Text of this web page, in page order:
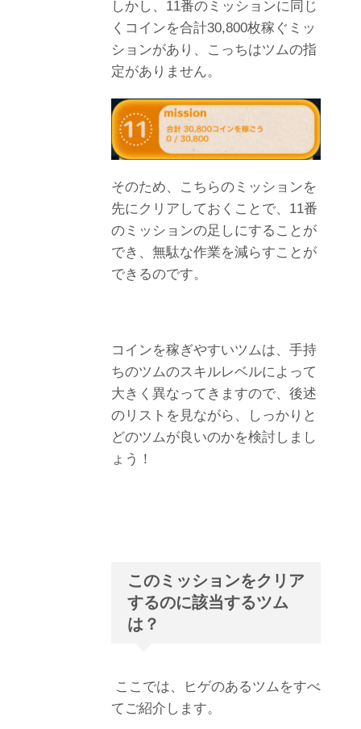
しかし、11番のミッションに同じ
くコインを合計30,800枚稼ぐミッ
ションがあり、こっちはツムの指
定がありません。
そのため、こちらのミッションを
先にクリアしておくことで、11番
のミッションの足しにすることが
でき、無駄な作業を減らすことが
できるのです。
コインを稼ぎやすいツムは、手持
ちのツムのスキルレベルによって
大きく異なってきますので、後述
のリストを見ながら、しっかりと
どのツムが良いのかを検討しまし
ょう！
このミッションをクリア
するのに該当するツム
は？
ここでは、ヒゲのあるツムをすべ
てご紹介します。